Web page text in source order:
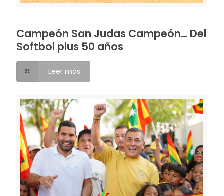
Campeón San Judas Campeón… Del
Softbol plus 50 años
Leer más